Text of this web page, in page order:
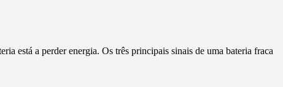
está a perder energia. Os três principais sinais de uma bateria fraca